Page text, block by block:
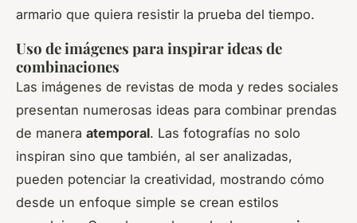
armario que quiera resistir la prueba del tiempo.
Uso de imágenes para inspirar ideas de
combinaciones
Las imágenes de revistas de moda y redes sociales
presentan numerosas ideas para combinar prendas
de manera atemporal. Las fotografías no solo
inspiran sino que también, al ser analizadas,
pueden potenciar la creatividad, mostrando cómo
desde un enfoque simple se crean estilos